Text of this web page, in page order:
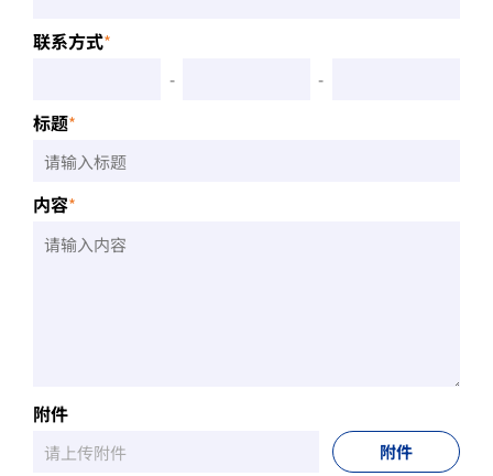
联系方式*
-
-
标题*
内容*
附件
附件